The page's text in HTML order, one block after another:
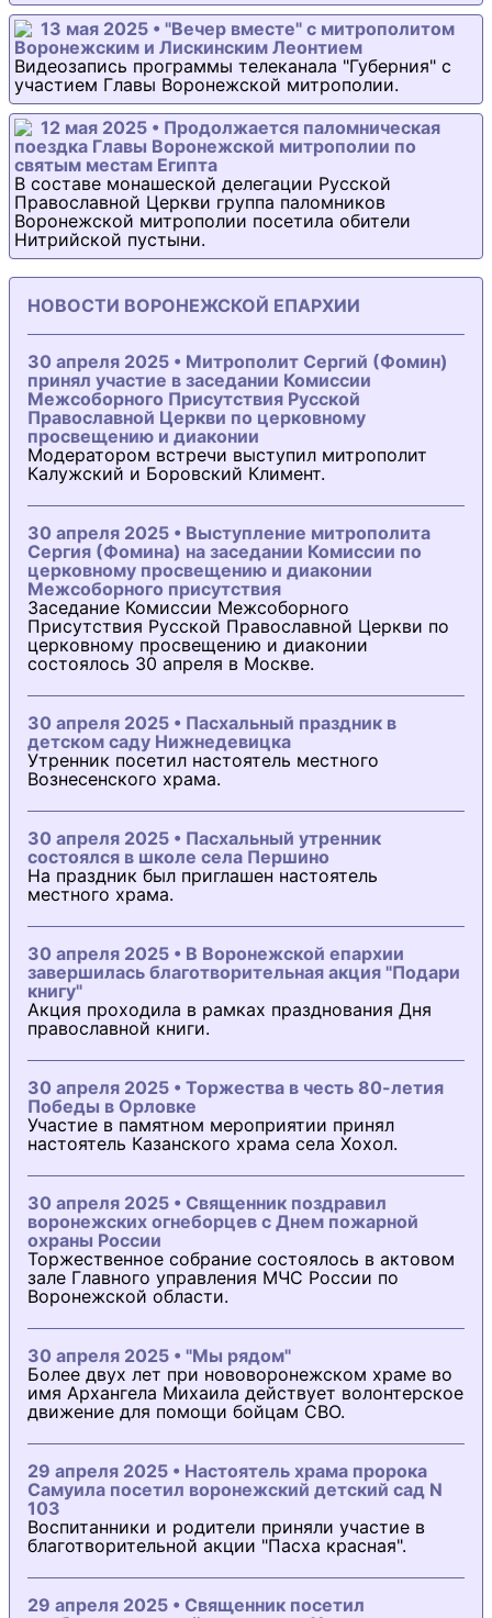
13 мая 2025 • "Вечер вместе" с митрополитом
Воронежским и Лискинским Леонтием
Видеозапись программы телеканала "Губерния" с
участием Главы Воронежской митрополии.
12 мая 2025 • Продолжается паломническая
поездка Главы Воронежской митрополии по
святым местам Египта
В составе монашеской делегации Русской
Православной Церкви группа паломников
Воронежской митрополии посетила обители
Нитрийской пустыни.
НОВОСТИ ВОРОНЕЖСКОЙ ЕПАРХИИ
30 апреля 2025 • Митрополит Сергий (Фомин)
принял участие в заседании Комиссии
Межсоборного Присутствия Русской
Православной Церкви по церковному
просвещению и диаконии
Модератором встречи выступил митрополит
Калужский и Боровский Климент.
30 апреля 2025 • Выступление митрополита
Сергия (Фомина) на заседании Комиссии по
церковному просвещению и диаконии
Межсоборного присутствия
Заседание Комиссии Межсоборного
Присутствия Русской Православной Церкви по
церковному просвещению и диаконии
состоялось 30 апреля в Москве.
30 апреля 2025 • Пасхальный праздник в
детском саду Нижнедевицка
Утренник посетил настоятель местного
Вознесенского храма.
30 апреля 2025 • Пасхальный утренник
состоялся в школе села Першино
На праздник был приглашен настоятель
местного храма.
30 апреля 2025 • В Воронежской епархии
завершилась благотворительная акция "Подари
книгу"
Акция проходила в рамках празднования Дня
православной книги.
30 апреля 2025 • Торжества в честь 80-летия
Победы в Орловке
Участие в памятном мероприятии принял
настоятель Казанского храма села Хохол.
30 апреля 2025 • Священник поздравил
воронежских огнеборцев с Днем пожарной
охраны России
Торжественное собрание состоялось в актовом
зале Главного управления МЧС России по
Воронежской области.
30 апреля 2025 • "Мы рядом"
Более двух лет при нововоронежском храме во
имя Архангела Михаила действует волонтерское
движение для помощи бойцам СВО.
29 апреля 2025 • Настоятель храма пророка
Самуила посетил воронежский детский сад N
103
Воспитанники и родители приняли участие в
благотворительной акции "Пасха красная".
29 апреля 2025 • Священник посетил